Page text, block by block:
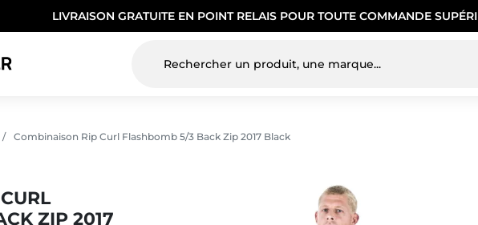
LIVRAISON GRATUITE EN POINT RELAIS POUR TOUTE COMMANDE
Combinaison Rip Curl Flashbomb 5/3 Back Zip 2017 Black
ZIP 2017